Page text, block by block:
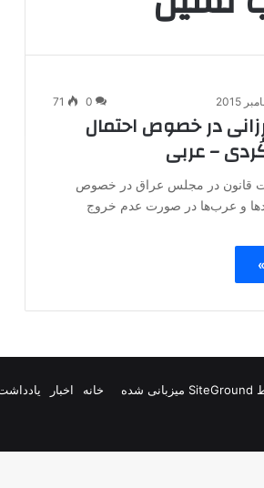
0
71
در خصوص احتمال
– عربی
قانون در مجلس عراق در خصوص
و عرب‌ها در صورت عدم خروج
SiteGround میزبانی شده خانه اخبار